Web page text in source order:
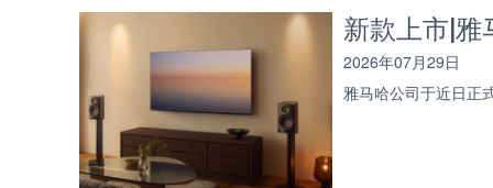
新款上市|雅
2026年07月29日
雅马哈公司于近日正